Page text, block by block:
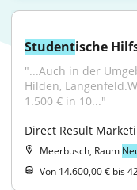
Studentische
"...Auch in der
Hilden,
1.500 € in 10..."
Direct Result
Meerbusch, Raum
Von 14.600,00 € bis